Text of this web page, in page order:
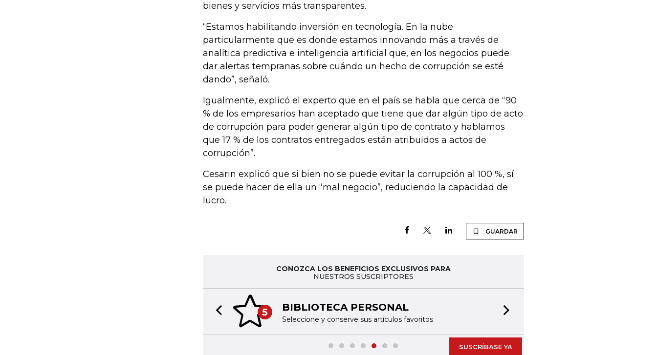
bienes y servicios más transparentes.
“Estamos habilitando inversión en tecnología. En la nube
particularmente que es donde estamos innovando más a través de
analítica predictiva e inteligencia artificial que, en los negocios puede
dar alertas tempranas sobre cuándo un hecho de corrupción se esté
dando”, señaló.
Igualmente, explicó el experto que en el país se habla que cerca de “90
% de los empresarios han aceptado que tiene que dar algún tipo de acto
de corrupción para poder generar algún tipo de contrato y hablamos
que 17 % de los contratos entregados están atribuidos a actos de
corrupción”.
Cesarin explicó que si bien no se puede evitar la corrupción al 100 %, sí
se puede hacer de ella un “mal negocio”, reduciendo la capacidad de
lucro.
GUARDAR
CONOZCA LOS BENEFICIOS EXCLUSIVOS PARA
NUESTROS SUSCRIPTORES
5 BIBLIOTECA PERSONAL
Seleccione y conserve sus artículos favoritos
Previous slide
SUSCRÍBASE YA